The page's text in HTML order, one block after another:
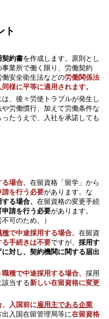
ト
契約書を作成します。原則とし
事業所で働く限り、労働契約
安全衛生法などの労働関係法
様に平等に適用されます。
、後々労使トラブルが発生し
労働慣行、加えて労働条件な
たうえで、入社を承諾しても
場合、 在留資格「留学」から
を行う必要があります。な
る場合、 在留資格の変更手続
請を行う必要があります。
可のため。）
種で中途採用する場合、 在留資
手続きは不要ですが、 採用す
対し、契約機関に関する届出
種で中途採用する場合、 採用
当する新しい在留資格に変更
入国前に雇用主である企業
入国在留管理局等に在留資格